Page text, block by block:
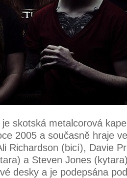
skotská metalcorová
2005 a současně hraje
Richardson (bicí), Davie
a Steven Jones
desky a je podepsána